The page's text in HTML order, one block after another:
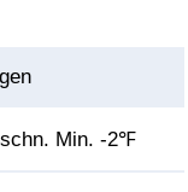
Min. -2℉